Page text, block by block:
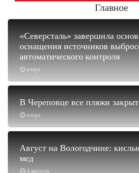
Главное
вчера
«Северсталь» завершила
оснащения источников
автоматического контроля
вчера
В Череповце все пляжи
4 августа
Август на Вологодчине:
мед